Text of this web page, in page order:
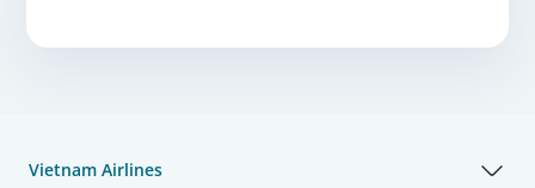
Vietnam Airlines